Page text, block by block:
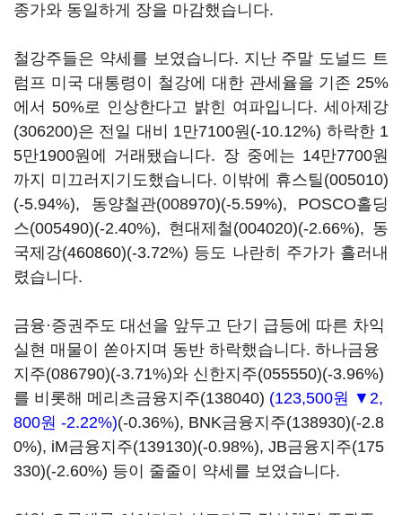
종가와 동일하게 장을 마감했습니다.
철강주들은 약세를 보였습니다. 지난 주말 도널드 트
럼프 미국 대통령이 철강에 대한 관세율을 기존 25%
에서 50%로 인상한다고 밝힌 여파입니다. 세아제강
(306200)은 전일 대비 1만7100원(-10.12%) 하락한 1
5만1900원에 거래됐습니다. 장 중에는 14만7700원
까지 미끄러지기도했습니다. 이밖에 휴스틸(005010)
(-5.94%), 동양철관(008970)(-5.59%), POSCO홀딩
스(005490)(-2.40%), 현대제철(004020)(-2.66%), 동
국제강(460860)(-3.72%) 등도 나란히 주가가 흘러내
렸습니다.
금융·증권주도 대선을 앞두고 단기 급등에 따른 차익
실현 매물이 쏟아지며 동반 하락했습니다. 하나금융
지주(086790)(-3.71%)와 신한지주(055550)(-3.96%)
를 비롯해 메리츠금융지주(138040) (123,500원 ▼2,
800원 -2.22%)(-0.36%), BNK금융지주(138930)(-2.8
0%), iM금융지주(139130)(-0.98%), JB금융지주(175
330)(-2.60%) 등이 줄줄이 약세를 보였습니다.